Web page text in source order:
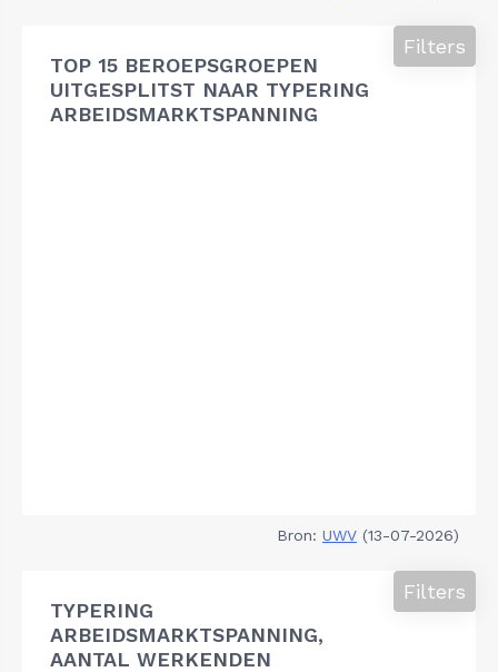
TOP 15 BEROEPSGROEPEN
UITGESPLITST NAAR TYPERING
ARBEIDSMARKTSPANNING
Filters
Bron: UWV (13-07-2026)
TYPERING
ARBEIDSMARKTSPANNING,
AANTAL WERKENDEN
Filters